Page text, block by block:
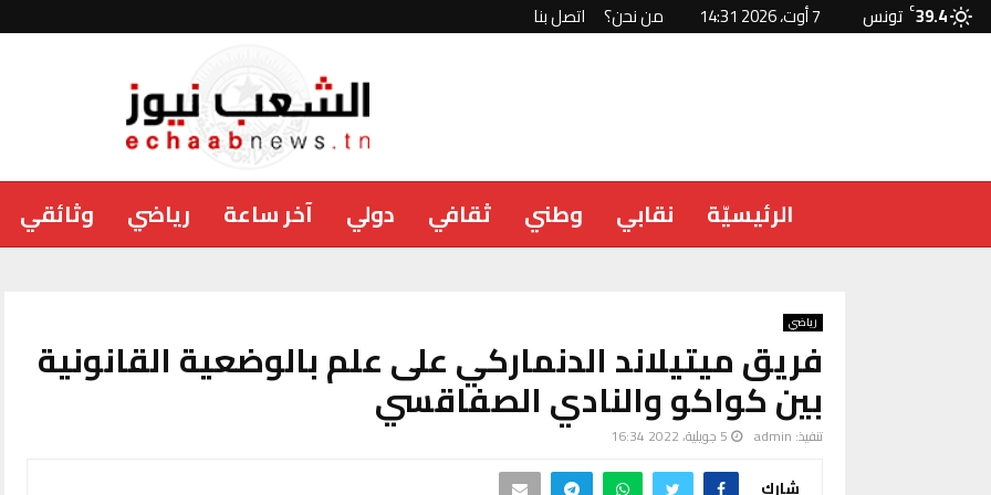
39.4
C تونس 7 أوت، 2026 14:31 من نحن؟ اتصل بنا
الرئيسيّة نقابي وطني ثقافي دولي آخر ساعة رياضي وثائقي
رياضي
فريق ميتيلاند الدنماركي على علم بالوضعية القانونية
بين كواكو والنادي الصفاقسي
تنفيذ: admin 5 جويلية، 2022 16:34
شارك